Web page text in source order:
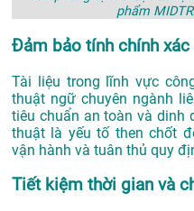
phẩm
Đảm bảo tính chính xác
Tài liệu trong lĩnh vực
thuật ngữ chuyên ngành
tiêu chuẩn an toàn và dinh
thuật là yếu tố then chốt
vận hành và tuân thủ quy
Tiết kiệm thời gian và